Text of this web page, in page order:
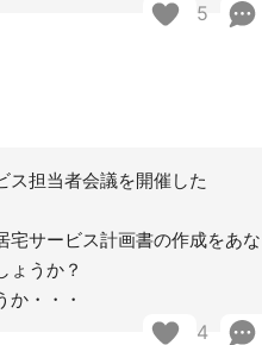
5
ス担当者会議を開催した
宅サービス計画書の作成をあな
ょうか？
・・・
4